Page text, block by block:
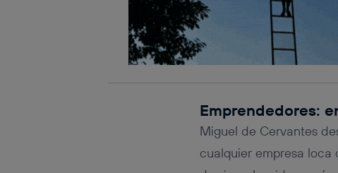
Emprendedores:
Miguel de Cervantes
cualquier empresa loca